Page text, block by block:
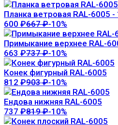
Планка ветровая RAL-6005 -
600 ₽667₽-10%
Примыкание верхнее RAL-
663 ₽737₽-10%
Конек фигурный RAL-6005
812 ₽903₽-10%
Ендова нижняя RAL-6005
737 ₽819₽-10%